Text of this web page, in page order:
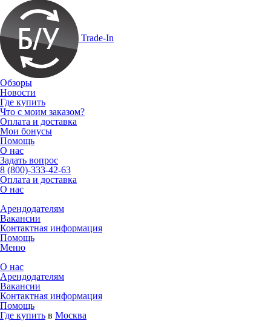
Trade-In
Обзоры
Новости
Где купить
Что с моим заказом?
Оплата и доставка
Мои бонусы
Помощь
О нас
Задать вопрос
8 (800)-333-42-63
Оплата и доставка
О нас
Арендодателям
Вакансии
Контактная информация
Помощь
Меню
О нас
Арендодателям
Вакансии
Контактная информация
Помощь
Где купить в Москва